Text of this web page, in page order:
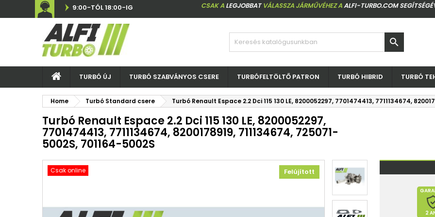
9:00-TÓL 18:00-IG CSAK A LEGJOBBATVÁLASSZA JÁRMŰVÉHEZ AALFI-TURBO.COM

TURBÓ ÚJ TURBÓ SZABVÁNYOS CSERE TURBÓFELTÖLTŐ PATRON TURBÓ HIBRID TURBÓ
Home Turbó Standard csere Turbó Renault Espace 2.2 Dci 115 130 LE, 8200052297, 7701474413, 7711134674,
Turbó Renault Espace 2.2 Dci 115 130 LE, 8200052297,
7701474413, 7711134674, 8200178919, 711134674, 725071-
5002S, 701164-5002S
Csak online Felújított
2